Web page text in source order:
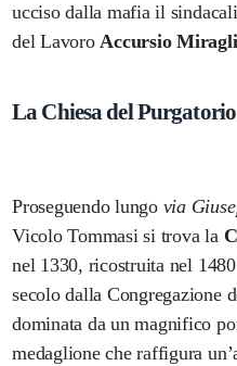
ucciso dalla mafia il
del LavoroAccursio
La Chiesa del
Proseguendo lungo via
Vicolo Tommasi si trova la
nel 1330, ricostruita nel
secolo dalla Congregazione
dominata da un magnifico
medaglione che raffigura